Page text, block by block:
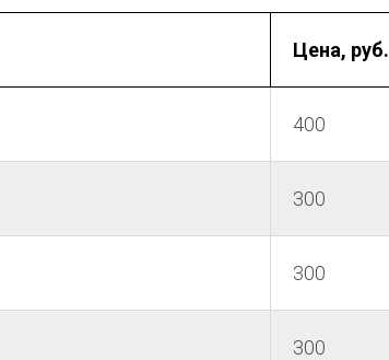
Цена, руб.
400
300
300
300